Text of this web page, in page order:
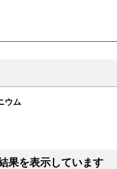
ウム
果を表示しています